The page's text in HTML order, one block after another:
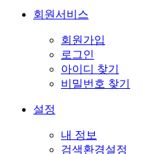
회원서비스
회원가입
로그인
아이디 찾기
비밀번호 찾기
설정
내 정보
검색환경설정